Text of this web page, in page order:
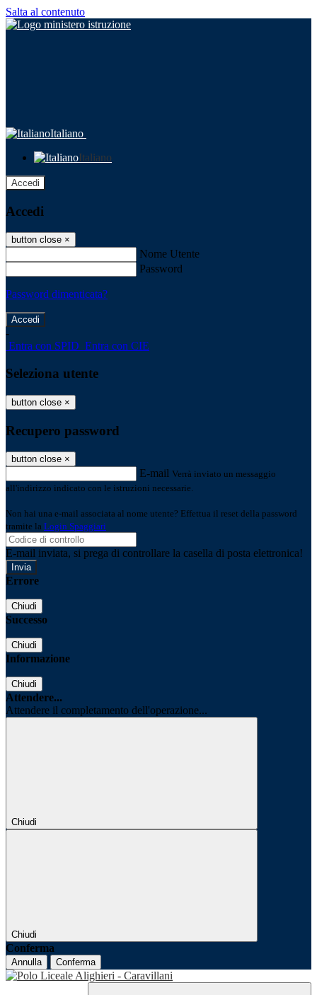
Salta al contenuto
Italiano
Italiano
Accedi
Accedi
button close ×
Nome Utente
Password
Password dimenticata?
-
Entra con SPID Entra con CIE
Seleziona utente
button close ×
Recupero password
button close ×
E-mail Verrà inviato un messaggio
all'indirizzo indicato con le istruzioni necessarie.
Non hai una e-mail associata al nome utente? Effettua il reset della password
tramite la Login Spaggiari
E-mail inviata, si prega di controllare la casella di posta elettronica!
Errore
Chiudi
Successo
Chiudi
Informazione
Chiudi
Attendere...
Attendere il completamento dell'operazione...
Chiudi
Chiudi
Conferma
Annulla Conferma